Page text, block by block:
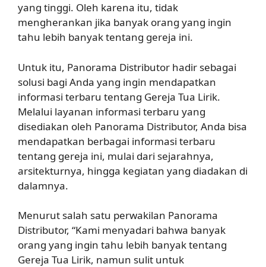
yang tinggi. Oleh karena itu, tidak
mengherankan jika banyak orang yang ingin
tahu lebih banyak tentang gereja ini.
Untuk itu, Panorama Distributor hadir sebagai
solusi bagi Anda yang ingin mendapatkan
informasi terbaru tentang Gereja Tua Lirik.
Melalui layanan informasi terbaru yang
disediakan oleh Panorama Distributor, Anda bisa
mendapatkan berbagai informasi terbaru
tentang gereja ini, mulai dari sejarahnya,
arsitekturnya, hingga kegiatan yang diadakan di
dalamnya.
Menurut salah satu perwakilan Panorama
Distributor, “Kami menyadari bahwa banyak
orang yang ingin tahu lebih banyak tentang
Gereja Tua Lirik, namun sulit untuk